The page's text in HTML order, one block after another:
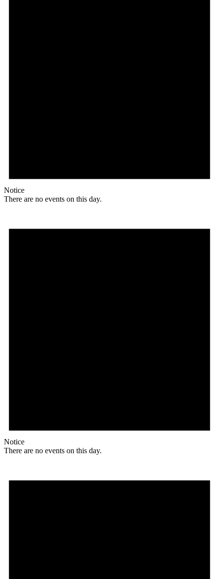
Notice
There are no events on this day.
Notice
There are no events on this day.